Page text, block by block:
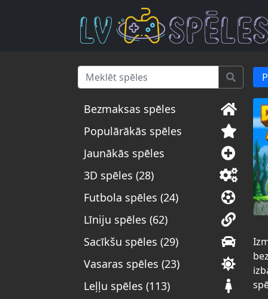
Bezmaksas spēles
Populārākās spēles
Jaunākās spēles
3D spēles (28)
Futbola spēles (24)
Līniju spēles (62)
Sacīkšu spēles (29)
Vasaras spēles (23)
Leļļu spēles (113)